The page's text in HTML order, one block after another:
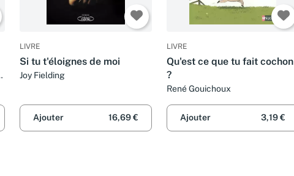
LIVRE
Si tu t'éloignes de moi
Joy Fielding
Ajouter 16,69 €
LIVRE
Qu'est ce que tu fait cochon
?
René Gouichoux
Ajouter 3,19 €